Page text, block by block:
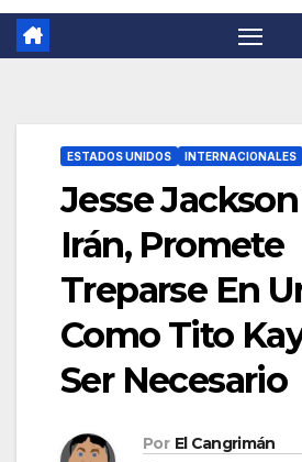
ESTADOS UNIDOS INTERNACIONALES
Jesse
Irán, Promete
Treparse En
Como Tito
Ser Necesario
Por El Cangrimán